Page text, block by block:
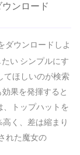
ンロード
ダウンロードしよ
い シンプルにす
てほしいのが検索
果を発揮すると
、トップハットを
く、差は縮まり
れた魔女の